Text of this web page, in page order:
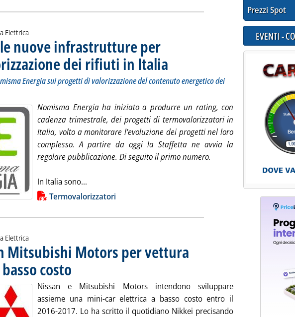
Elettrica
nuove infrastrutture per
dei rifiuti in Italia
Energia sui progetti di valorizzazione del contenuto energetico dei
Nomisma Energia ha iniziato a produrre un rating, con
cadenza trimestrale, dei progetti di termovalorizzatori in
Italia, volto a monitorare l'evoluzione dei progetti nel loro
complesso. A partire da oggi la Staffetta ne avvia la
regolare pubblicazione. Di seguito il primo numero.
In Italia sono...
alla notizia
Termovalorizzatori
Elettrica
Mitsubishi Motors per vettura
costo . Pubblicata martedì 05 agosto 2014 alle 15.40.
Nissan e Mitsubishi Motors intendono sviluppare
assieme una mini-car elettrica a basso costo entro il
2016-2017. Lo ha scritto il quotidiano Nikkei precisando
Prezzi Spot
EVENTI -